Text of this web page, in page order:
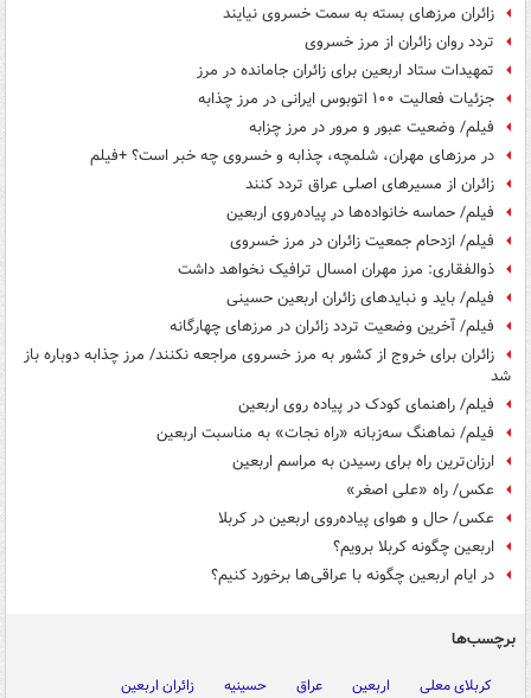
زائران مرزهای بسته به سمت خسروی نیایند
تردد روان زائران از مرز خسروی
تمهیدات ستاد اربعین برای زائران جامانده در مرز
جزئیات فعالیت ۱۰۰ اتوبوس ایرانی در مرز چذابه
فیلم/ وضعیت عبور و مرور در مرز چزابه
در مرزهای مهران، شلمچه،‌ چذابه و خسروی چه خبر است؟ +فیلم
زائران از مسیرهای اصلی عراق تردد کنند
فیلم/ حماسه خانواده‌ها در پیاده‌روی اربعین
فیلم/ ازدحام جمعیت زائران در مرز خسروی
ذوالفقاری: مرز مهران امسال ترافیک نخواهد داشت
فیلم/ باید و نبایدهای زائران اربعین حسینی
فیلم/ آخرین وضعیت تردد زائران در مرزهای چهارگانه
زائران برای خروج از کشور به مرز خسروی مراجعه نکنند/ مرز چذابه دوباره باز
شد
فیلم/ راهنمای کودک در پیاده روی اربعین
فیلم/ نماهنگ سه‌زبانه «راه نجات» به مناسبت اربعین
ارزان‌ترین راه برای رسیدن به مراسم اربعین
عکس/ راه «علی اصغر»
عکس/ حال و هوای پیاده‌روی اربعین در کربلا
اربعین چگونه کربلا برویم؟
در ایام اربعین چگونه با عراقی‌ها برخورد کنیم؟
برچسب‌ها
کربلای معلی اربعین عراق حسینیه
زائران اربعین